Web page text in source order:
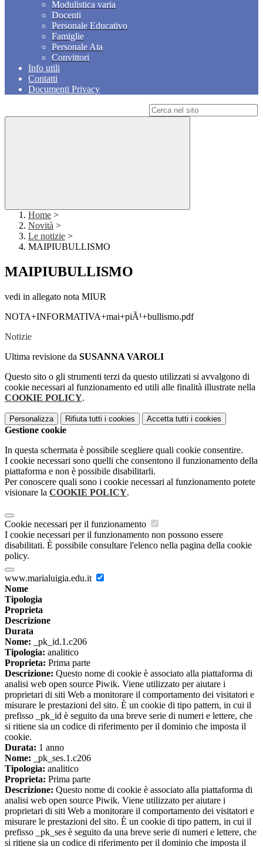
Modulistica varia
Docenti
Personale Educativo
Famiglie
Personale Ata
Convittori
Info utili
Contatti
Documenti Privacy
Home >
Novità >
Le notizie >
MAIPIUBULLISMO
MAIPIUBULLISMO
vedi in allegato nota MIUR
NOTA+INFORMATIVA+mai+piÃ¹+bullismo.pdf
Notizie
Ultima revisione da SUSANNA VAROLI
Questo sito o gli strumenti terzi da questo utilizzati si avvalgono di
cookie necessari al funzionamento ed utili alle finalità illustrate nella
COOKIE POLICY.
Personalizza Rifiuta tutti i cookies Accetta tutti i cookies
Gestione cookie
In questa schermata è possibile scegliere quali cookie consentire.
I cookie necessari sono quelli che consentono il funzionamento della
piattaforma e non è possibile disabilitarli.
Per conoscere quali sono i cookie necessari al funzionamento potete
visionare la COOKIE POLICY.
Cookie necessari per il funzionamento
I cookie necessari per il funzionamento non possono essere
disabilitati. È possibile consultare l'elenco nella pagina della cookie
policy.
www.marialuigia.edu.it
Nome
Tipologia
Proprieta
Descrizione
Durata
Nome: _pk_id.1.c206
Tipologia: analitico
Proprieta: Prima parte
Descrizione: Questo nome di cookie è associato alla piattaforma di
analisi web open source Piwik. Viene utilizzato per aiutare i
proprietari di siti Web a monitorare il comportamento dei visitatori e
misurare le prestazioni del sito. È un cookie di tipo pattern, in cui il
prefisso _pk_id è seguito da una breve serie di numeri e lettere, che
si ritiene sia un codice di riferimento per il dominio che imposta il
cookie.
Durata: 1 anno
Nome: _pk_ses.1.c206
Tipologia: analitico
Proprieta: Prima parte
Descrizione: Questo nome di cookie è associato alla piattaforma di
analisi web open source Piwik. Viene utilizzato per aiutare i
proprietari di siti Web a monitorare il comportamento dei visitatori e
misurare le prestazioni del sito. È un cookie di tipo pattern, in cui il
prefisso _pk_ses è seguito da una breve serie di numeri e lettere, che
si ritiene sia un codice di riferimento per il dominio che imposta il